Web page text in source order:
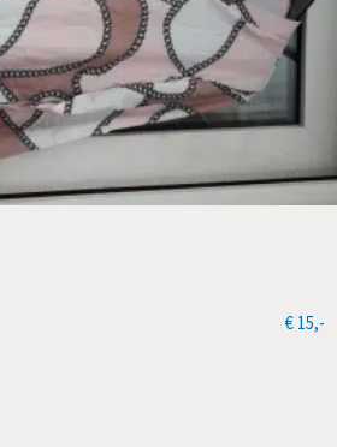
€ 15,-